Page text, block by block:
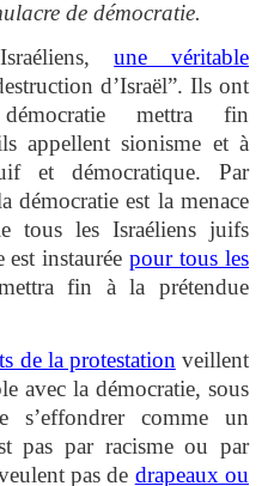
de démocratie.
une véritable
d’Israël”. Ils ont
mettra fin
appellent sionisme et à
et démocratique. Par
démocratie est la menace
tous les Israéliens juifs
est instauréepour tous les
fin à la prétendue
de la protestation veillent
avec la démocratie, sous
s’effondrer comme un
pas par racisme ou par
pas de drapeaux ou